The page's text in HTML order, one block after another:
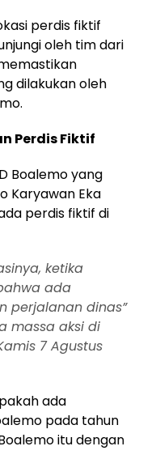
perdis fiktif
oleh tim dari
dilakukan oleh
Perdis Fiktif
Boalemo yang
Karyawan Eka
perdis fiktif di
ketika
ada
perjalanan dinas”
massa aksi di
7 Agustus
ada
pada tahun
itu dengan